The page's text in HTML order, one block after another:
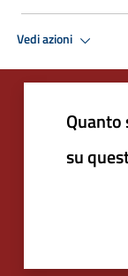
Vedi azioni
su